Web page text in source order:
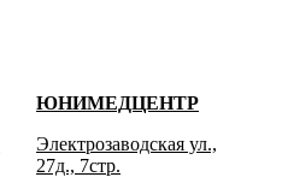
ЮНИМЕДЦЕНТР
Электрозаводская ул.,
27д., 7стр.